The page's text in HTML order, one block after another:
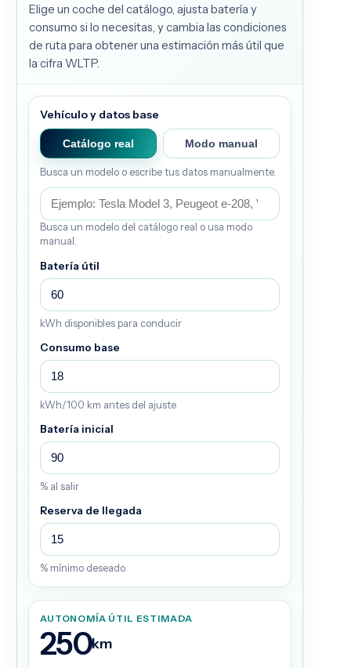
Elige un coche del catálogo, ajusta batería y
consumo si lo necesitas, y cambia las condiciones
de ruta para obtener una estimación más útil que
la cifra WLTP.
Vehículo y datos base
Catálogo real Modo manual
Busca un modelo o escribe tus datos manualmente.
Busca un modelo del catálogo real o usa modo
manual.
Batería útil
kWh disponibles para conducir
Consumo base
kWh/100 km antes del ajuste
Batería inicial
% al salir
Reserva de llegada
% mínimo deseado
AUTONOMÍA ÚTIL ESTIMADA
250km